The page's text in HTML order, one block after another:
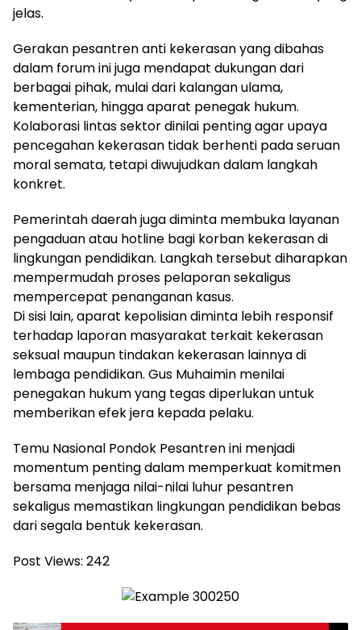
jelas.
Gerakan pesantren anti kekerasan yang dibahas
dalam forum ini juga mendapat dukungan dari
berbagai pihak, mulai dari kalangan ulama,
kementerian, hingga aparat penegak hukum.
Kolaborasi lintas sektor dinilai penting agar upaya
pencegahan kekerasan tidak berhenti pada seruan
moral semata, tetapi diwujudkan dalam langkah
konkret.
Pemerintah daerah juga diminta membuka layanan
pengaduan atau hotline bagi korban kekerasan di
lingkungan pendidikan. Langkah tersebut diharapkan
mempermudah proses pelaporan sekaligus
mempercepat penanganan kasus.
Di sisi lain, aparat kepolisian diminta lebih responsif
terhadap laporan masyarakat terkait kekerasan
seksual maupun tindakan kekerasan lainnya di
lembaga pendidikan. Gus Muhaimin menilai
penegakan hukum yang tegas diperlukan untuk
memberikan efek jera kepada pelaku.
Temu Nasional Pondok Pesantren ini menjadi
momentum penting dalam memperkuat komitmen
bersama menjaga nilai-nilai luhur pesantren
sekaligus memastikan lingkungan pendidikan bebas
dari segala bentuk kekerasan.
Post Views: 242